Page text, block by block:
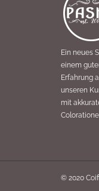
Ein neues
einem
Erfahrung
unseren
mit
© 2020